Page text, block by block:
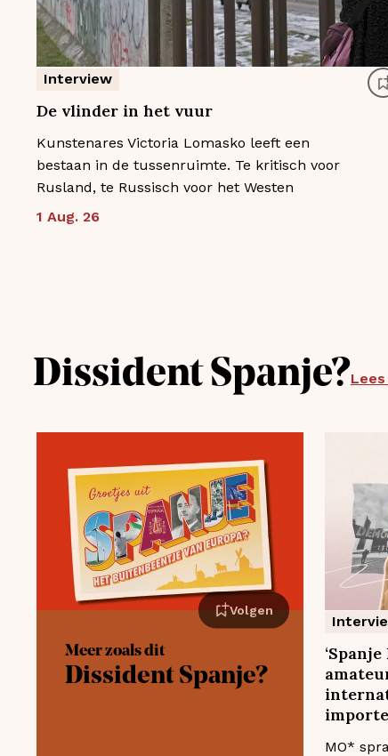
Interview
De vlinder in het vuur
Kunstenares Victoria Lomasko leeft een
bestaan in de tussenruimte. Te kritisch voor
Rusland, te Russisch voor het Westen
1 Aug. 26
Dissident Spanje?
Volgen
Meer zoals dit
Dissident Spanje?
MO*